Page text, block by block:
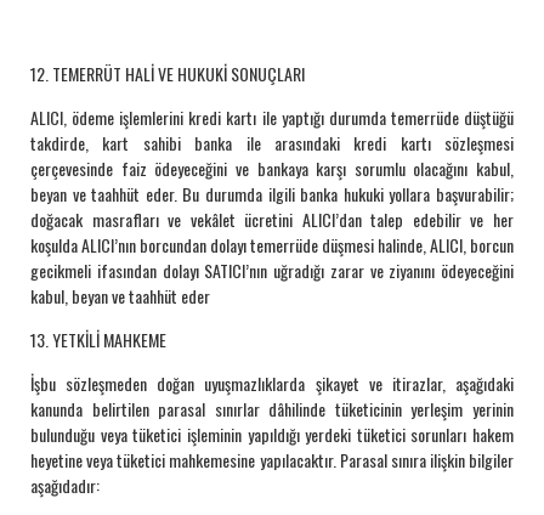
12. TEMERRÜT HALİ VE HUKUKİ SONUÇLARI
ALICI, ödeme işlemlerini kredi kartı ile yaptığı durumda temerrüde düştüğü
takdirde, kart sahibi banka ile arasındaki kredi kartı sözleşmesi
çerçevesinde faiz ödeyeceğini ve bankaya karşı sorumlu olacağını kabul,
beyan ve taahhüt eder. Bu durumda ilgili banka hukuki yollara başvurabilir;
doğacak masrafları ve vekâlet ücretini ALICI’dan talep edebilir ve her
koşulda ALICI’nın borcundan dolayı temerrüde düşmesi halinde, ALICI, borcun
gecikmeli ifasından dolayı SATICI’nın uğradığı zarar ve ziyanını ödeyeceğini
kabul, beyan ve taahhüt eder
13. YETKİLİ MAHKEME
İşbu sözleşmeden doğan uyuşmazlıklarda şikayet ve itirazlar, aşağıdaki
kanunda belirtilen parasal sınırlar dâhilinde tüketicinin yerleşim yerinin
bulunduğu veya tüketici işleminin yapıldığı yerdeki tüketici sorunları hakem
heyetine veya tüketici mahkemesine yapılacaktır. Parasal sınıra ilişkin bilgiler
aşağıdadır: